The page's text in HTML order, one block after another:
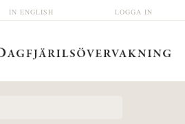
LOGGA IN
IN ENGLISH